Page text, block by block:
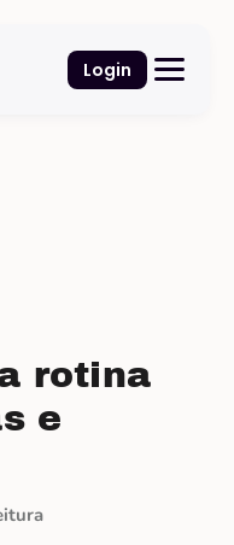
Login
rotina
e